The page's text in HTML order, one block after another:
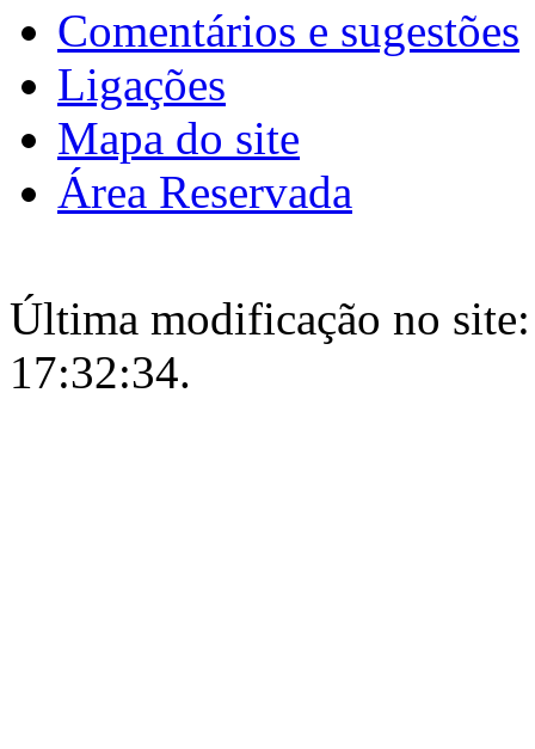
Comentários e sugestões
Ligações
Mapa do site
Área Reservada
Última modificação no
17:32:34.